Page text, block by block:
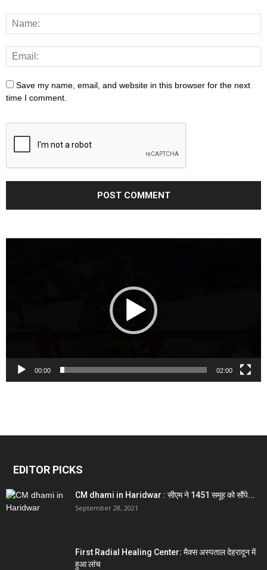
Save my name, email, and website in this browser for the next
time I comment.
00:00 02:00
EDITOR PICKS
CM dhami in Haridwar : सीएम ने 1451 समूह को सौंपे...
September 28, 2021
First Radial Healing Center: मैक्स अस्पताल देहरादून में
हुआ लांच